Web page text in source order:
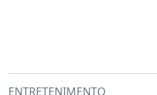
ENTRETENIMENTO